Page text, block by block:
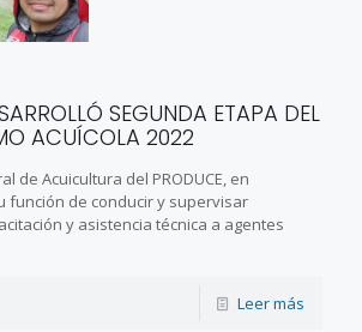
SEGUNDA ETAPA DEL
ACUÍCOLA 2022
de Acuicultura del PRODUCE, en
función de conducir y supervisar
y asistencia técnica a agentes
Leer más